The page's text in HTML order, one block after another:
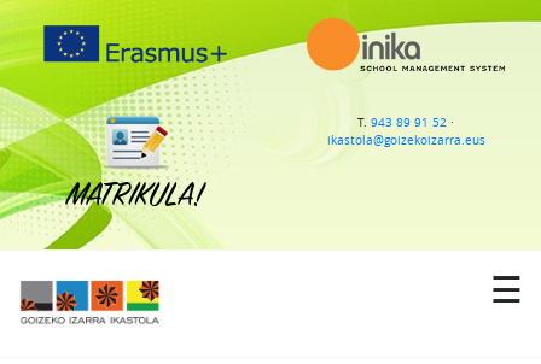
MATRIKULA!
T. 943 89 91 52 ·
ikastola@goizekoizarra.eus
☰
IKASTOLA
HEZKUNTZA ESKAINTZA
ZERBITZUAK
BERRIAK
AGENDA